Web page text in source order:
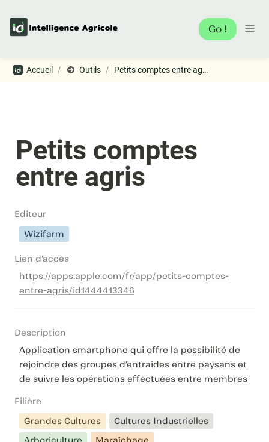
Go !
Accueil / Outils / Petits comptes entre agris
Petits comptes
entre agris
Editeur
Wizifarm
Lien d'accès
https://apps.apple.com/fr/app/petits-comptes-
entre-agris/id1444413346
Description
Application smartphone qui offre la possibilité de
rejoindre des groupes d’entraides entre paysans et
de suivre les opérations effectuées entre membres
Filière
Grandes Cultures
Cultures Industrielles